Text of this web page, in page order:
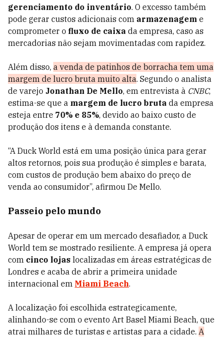
gerenciamento do inventário. O excesso também
pode gerar custos adicionais com armazenagem e
comprometer o fluxo de caixa da empresa, caso as
mercadorias não sejam movimentadas com rapidez.
Além disso, a venda de patinhos de borracha tem uma
margem de lucro bruta muito alta. Segundo o analista
de varejo Jonathan De Mello, em entrevista à CNBC,
estima-se que a margem de lucro bruta da empresa
esteja entre 70% e 85%, devido ao baixo custo de
produção dos itens e à demanda constante.
“A Duck World está em uma posição única para gerar
altos retornos, pois sua produção é simples e barata,
com custos de produção bem abaixo do preço de
venda ao consumidor”, afirmou De Mello.
Passeio pelo mundo
Apesar de operar em um mercado desafiador, a Duck
World tem se mostrado resiliente. A empresa já opera
com cinco lojas localizadas em áreas estratégicas de
Londres e acaba de abrir a primeira unidade
internacional em Miami Beach.
A localização foi escolhida estrategicamente,
alinhando-se com o evento Art Basel Miami Beach, que
atrai milhares de turistas e artistas para a cidade. A